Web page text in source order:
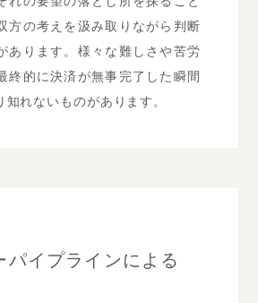
方の考えを汲み取りながら判断
あります。様々な難しさや苦労
終的に決済が無事完了した瞬間
知れないものがあります。
パイプラインによる